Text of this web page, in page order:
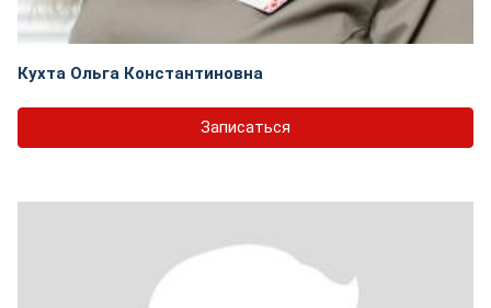
Кухта Ольга Константиновна
Записаться